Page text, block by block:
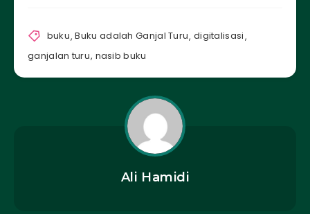
buku,Buku adalah Ganjal Turu, digitalisasi,
ganjalan turu, nasib buku
Ali Hamidi